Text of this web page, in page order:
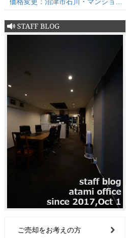
STAFF BLOG
ご売却をお考えの方